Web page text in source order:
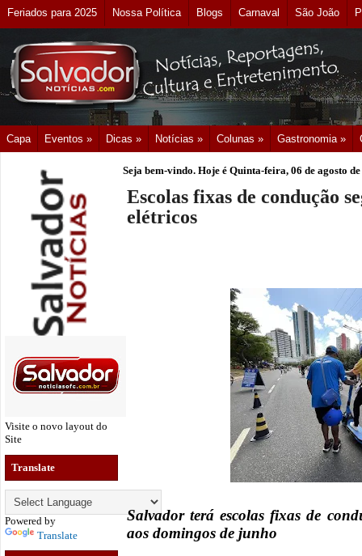
Feriados para 2025 Nossa Política Blogs Carnaval São João
Capa Eventos » Dicas » Notícias » Colunas » Gastronomia »
Visite o novo layout do
Site
Translate
Powered by
Translate
Seja bem-vindo. Hoje é Quinta-feira, 06 de agosto
Escolas fixas de condução
elétricos
Salvador terá escolas fixas de
aos domingos de junho